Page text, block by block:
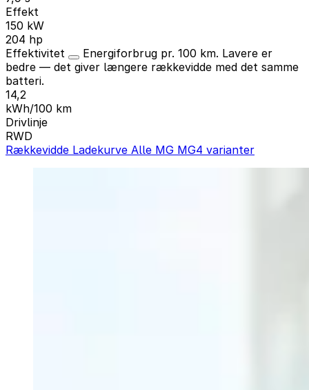
Effekt
150 kW
204 hp
Effektivitet
Energiforbrug pr. 100 km. Lavere er
bedre — det giver længere rækkevidde med det samme
batteri.
14,2
kWh/100 km
Drivlinje
RWD
Rækkevidde Ladekurve Alle MG MG4 varianter